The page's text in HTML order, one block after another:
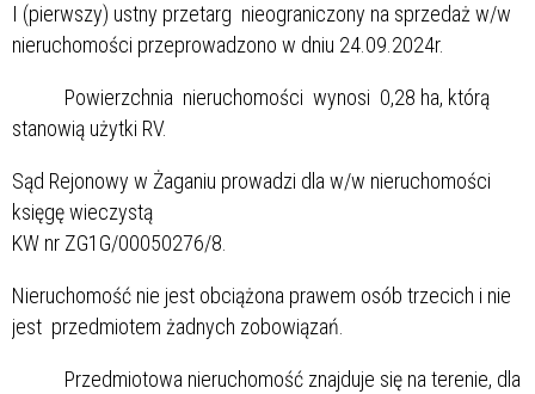
I (pierwszy) ustny przetarg nieograniczony na sprzedaż w/w
nieruchomości przeprowadzono w dniu 24.09.2024r.
Powierzchnia nieruchomości wynosi 0,28 ha, którą
stanowią użytki RV.
Sąd Rejonowy w Żaganiu prowadzi dla w/w nieruchomości
księgę wieczystą
KW nr ZG1G/00050276/8.
Nieruchomość nie jest obciążona prawem osób trzecich i nie
jest przedmiotem żadnych zobowiązań.
Przedmiotowa nieruchomość znajduje się na terenie, dla